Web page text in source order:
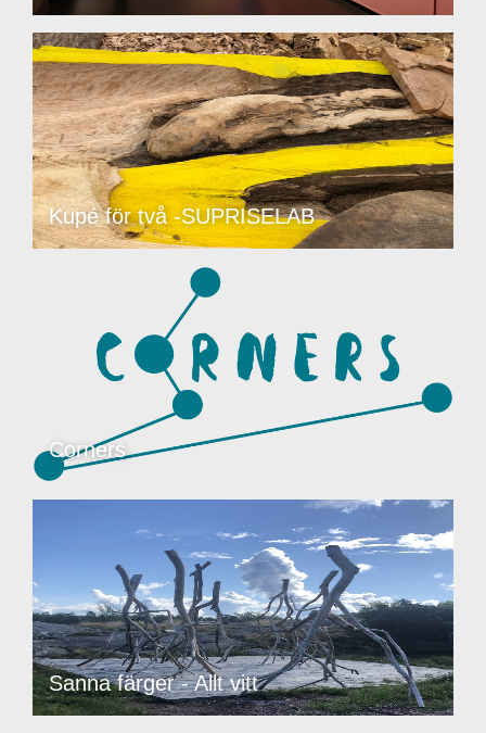
Kupé för två -SUPRISELAB
Corners
Sanna färger - Allt vitt